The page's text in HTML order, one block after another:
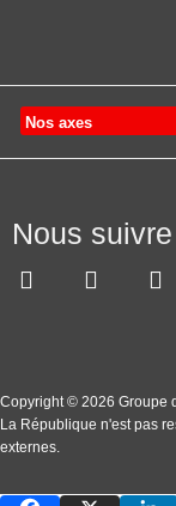
Nos axes
Nous suivre
Copyright © 2026 Groupe
La République n'est pas
externes.